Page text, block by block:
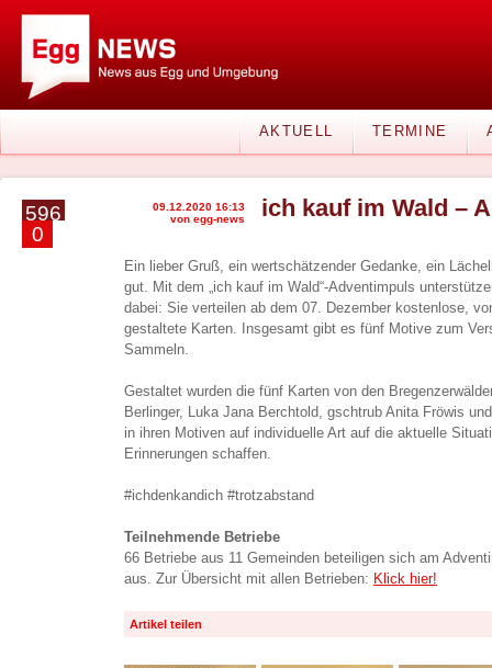
AKTUELL TERMINE
596
0
09.12.2020 16:13
von egg-news
ich kauf im Wald –
Ein lieber Gruß, ein wertschätzender Gedanke, ein
gut. Mit dem „ich kauf im Wald“-Adventimpuls
dabei: Sie verteilen ab dem 07. Dezember kostenlose,
gestaltete Karten. Insgesamt gibt es fünf Motive zum
Sammeln.
Gestaltet wurden die fünf Karten von den
Berlinger, Luka Jana Berchtold, gschtrub Anita Fröwis
in ihren Motiven auf individuelle Art auf die aktuelle
Erinnerungen schaffen.
#ichdenkandich #trotzabstand
Teilnehmende Betriebe
66 Betriebe aus 11 Gemeinden beteiligen sich am
aus. Zur Übersicht mit allen Betrieben: Klick hier!
Artikel teilen